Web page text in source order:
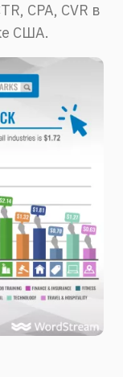
CPA, CVR в
США.